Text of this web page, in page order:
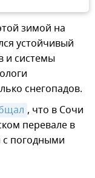
зимой на
устойчивый
и системы
снегопадов.
, что в Сочи
перевале в
с погодными